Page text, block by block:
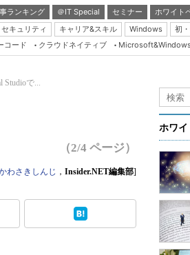
ランキング ＠IT Special セミナー
ホワイト
セキュリティ キャリア&スキル Windows 初
Server & Storage
Database Expert
Master of IP Network
Security & Trust
コード クラウドネイティブ
Studioで...
（2/4 ページ）
わさきしんじ ， Insider.NET編集部]
ホワ